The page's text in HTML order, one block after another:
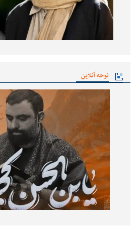
نوحه آنلاین